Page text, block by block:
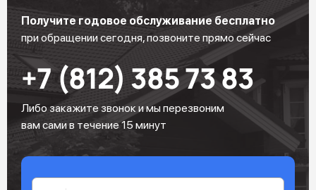
Получите годовое обслуживание бесплатно
при обращении сегодня, позвоните прямо сейчас
+7 (812) 385 73 83
Либо закажите звонок и мы перезвоним
вам сами в течение 15 минут